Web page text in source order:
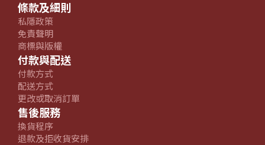
條款及細則
私隱政策
免責聲明
商標與版權
付款與配送
付款方式
配送方式
更改或取消訂單
售後服務
換貨程序
退款及拒收貨安排